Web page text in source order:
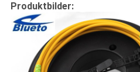
Produktbilder: